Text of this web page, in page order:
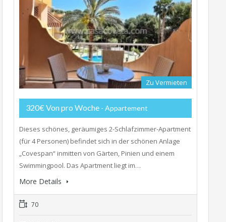
Zu Vermieten
320€ Von pro Woche - Appartement
Dieses schönes, geräumiges 2-Schlafzimmer-Apartment
(für 4 Personen) befindet sich in der schönen Anlage
„Covespan“ inmitten von Gärten, Pinien und einem
Swimmingpool. Das Apartment liegt im…
More Details
70